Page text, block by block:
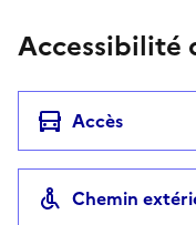
Accessibilité
Accès
Chemin